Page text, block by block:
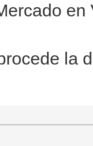
en
la